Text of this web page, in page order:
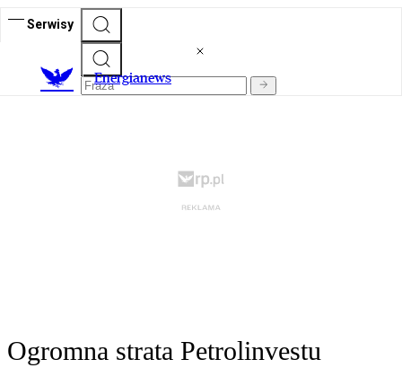
Serwisy
Energianews
Ogromna strata Petrolinvestu